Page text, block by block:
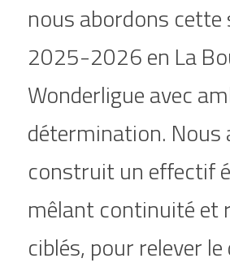
nous abordons cette
2025-2026 en La
Wonderligue avec
détermination. Nous
construit un effectif
mêlant continuité et
ciblés, pour relever le